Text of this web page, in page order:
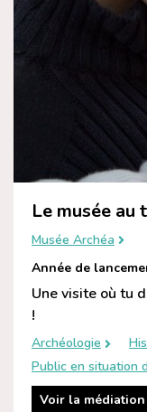
Le musée au
Musée Archéa
Année de
Une visite où tu
!
Archéologie
Public en situation
Voir la médiation